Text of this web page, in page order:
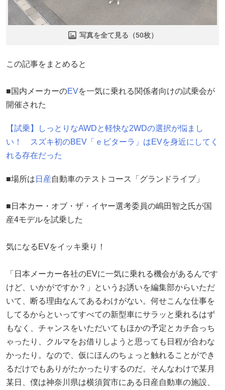
写真を全て見る（50枚）
この記事をまとめると
■国内メーカーのEVを一気に乗れる関係者向けの試乗会が
開催された
【試乗】しっとりなAWDと軽快な2WDの選択が悩まし
い！ スズキ初のBEV「ｅビターラ」はEVを身近にしてく
れる存在だった
■場所は 日産自動車のテストコース「グランドライブ」
■日本カー・オブ・ザ・イヤー選考委員の嶋田智之氏が国
産4モデルを試乗した
気になるEVをイッキ乗り！
「日本メーカー各社のEVに一気に乗れる機会があるんです
けど、いかがですか？」というお誘いを編集部からいただ
いて、断る理由なんてあるわけがない。何せこんな仕事を
してるからといってすべての新型車にサラッと乗れるはず
もなく、チャンスをいただいてもほかの予定とカチ合っち
ゃったり、クルマをお借りしようと思っても日程が合わな
かったり。なので、仮にほんのちょっと触れることができ
るだけでもありがたかったりするのだ。そんなわけで某月
某日、僕は神奈川県は横須賀市にある日産自動車の施設、